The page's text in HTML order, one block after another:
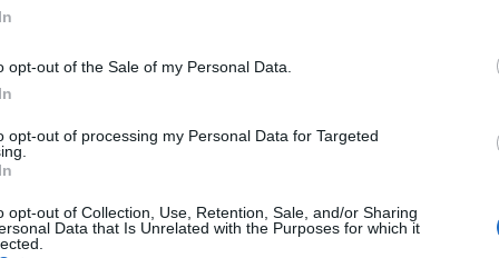
opt-out of the Sale of my Personal Data.
opt-out of processing my Personal Data for Targeted
opt-out of Collection, Use, Retention, Sale, and/or Sharing
Data that Is Unrelated with the Purposes for which it
navodil; svojo masko si pravilno namestite na usta in
izmerili tudi telesno temperaturo.V primeru
dogovoru, stanovalci lahko dogovorijo za